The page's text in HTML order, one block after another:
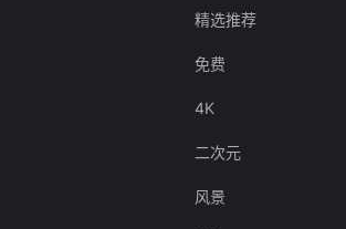
精选推荐
免费
4K
二次元
风景